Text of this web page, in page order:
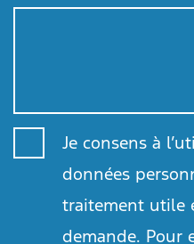
Je consens à
données
traitement utile
demande. Pour